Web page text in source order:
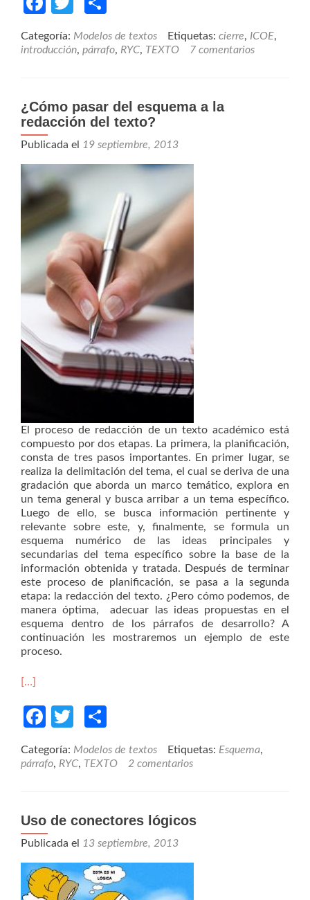
Categoría: Modelos de textos Etiquetas: cierre, ICOE,
introducción, párrafo, RYC, TEXTO 7 comentarios
¿Cómo pasar del esquema a la
redacción del texto?
Publicada el 19 septiembre, 2013
El proceso de redacción de un texto académico está
compuesto por dos etapas. La primera, la planificación,
consta de tres pasos importantes. En primer lugar, se
realiza la delimitación del tema, el cual se deriva de una
gradación que aborda un marco temático, explora en
un tema general y busca arribar a un tema específico.
Luego de ello, se busca información pertinente y
relevante sobre este, y, finalmente, se formula un
esquema numérico de las ideas principales y
secundarias del tema específico sobre la base de la
información obtenida y tratada. Después de terminar
este proceso de planificación, se pasa a la segunda
etapa: la redacción del texto. ¿Pero cómo podemos, de
manera óptima, adecuar las ideas propuestas en el
esquema dentro de los párrafos de desarrollo? A
continuación les mostraremos un ejemplo de este
proceso.
[…]
Facebook
Twitter
Categoría: Modelos de textos Etiquetas: Esquema,
párrafo, RYC, TEXTO 2 comentarios
Uso de conectores lógicos
Publicada el 13 septiembre, 2013